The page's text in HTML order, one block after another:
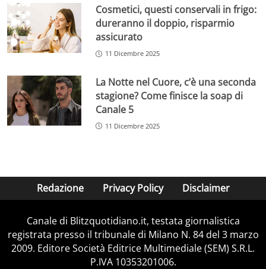
Cosmetici, questi conservali in frigo:
dureranno il doppio, risparmio
assicurato
11 Dicembre 2025
La Notte nel Cuore, c’è una seconda
stagione? Come finisce la soap di
Canale 5
11 Dicembre 2025
Redazione Privacy Policy Disclaimer
Canale di Blitzquotidiano.it, testata giornalistica
registrata presso il tribunale di Milano N. 84 del 3 marzo
2009. Editore Società Editrice Multimediale (SEM) S.R.L.
P.IVA 10353201006.